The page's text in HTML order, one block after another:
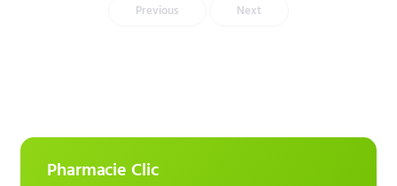
Previous Next
Pharmacie Clic